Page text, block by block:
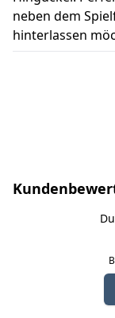
neben dem
hinterlassen